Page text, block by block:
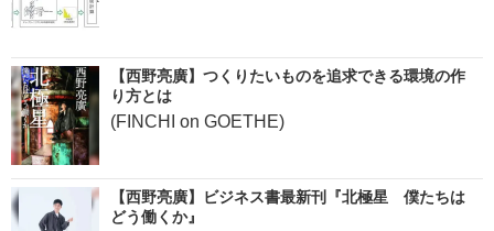
【西野亮廣】つくりたいものを追求できる環境の作
り方とは
(FINCHI on GOETHE)
【西野亮廣】ビジネス書最新刊『北極星 僕たちは
どう働くか』